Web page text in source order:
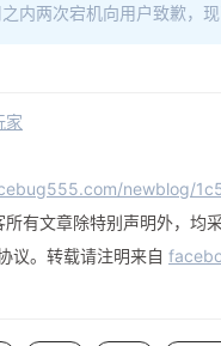
内两次宕机向用户致歉，
家
newblog/
所有文章除特别声明外，均
议。转载请注明来自